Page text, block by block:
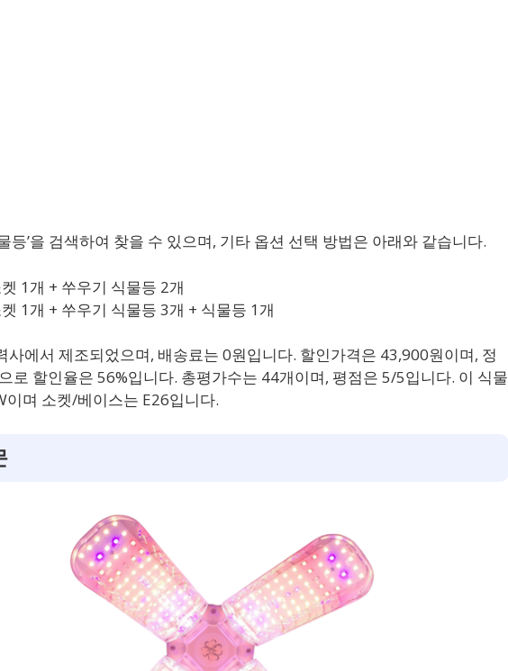
등’을 검색하여 찾을 수 있으며, 기타 옵션 선택 방법은 아래와 같습니다.
1개 + 쑤우기 식물등 2개
1개 + 쑤우기 식물등 3개 + 식물등 1개
사에서 제조되었으며, 배송료는 0원입니다. 할인가격은 43,900원이며, 정
로 할인율은 56%입니다. 총평가수는 44개이며, 평점은 5/5입니다. 이 식물
이며 소켓/베이스는 E26입니다.